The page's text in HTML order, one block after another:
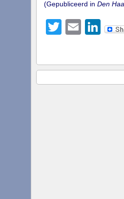
(Gepubliceerd in Den
Twitter
Email